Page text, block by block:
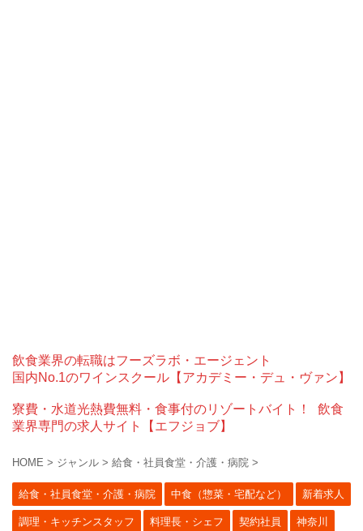
飲食業界の転職はフーズラボ・エージェント
国内No.1のワインスクール【アカデミー・デュ・ヴァン】
寮費・水道光熱費無料・食事付のリゾートバイト！
飲食
業界専門の求人サイト【エフジョブ】
HOME > ジャンル > 給食・社員食堂・介護・病院 >
給食・社員食堂・介護・病院 中食（惣菜・宅配など） 新着求人
調理・キッチンスタッフ 料理長・シェフ 契約社員 神奈川